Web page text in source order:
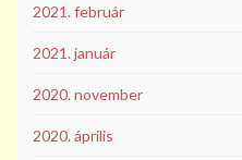
2021. február
2021. január
2020. november
2020. április